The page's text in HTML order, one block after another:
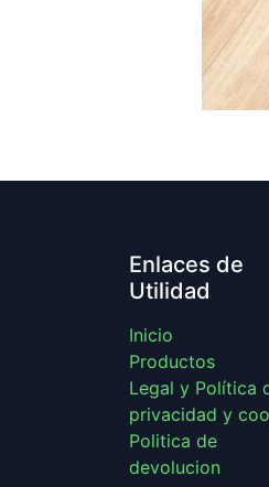
Enlaces de
Utilidad
Inicio
Productos
Legal y Política
privacidad y
Politica de
devolucion